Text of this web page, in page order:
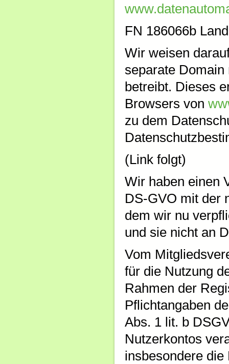
FN 186066b
Wir weisen
separate
betreibt. Dieses
Browsers von
zu dem
(Link folgt)
Wir haben einen
DS-GVO mit der
dem wir nu
und sie nicht an
Vom
für die Nutzung
Rahmen der
Pflichtangaben
Abs. 1 lit. b
Nutzerkontos
insbesondere